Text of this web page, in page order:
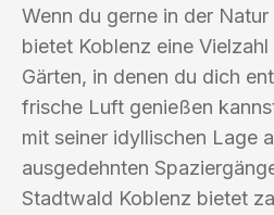
Wenn du gerne in der
bietet Koblenz eine
Gärten, in denen du dich
frische Luft genießen
mit seiner idyllischen Lage
ausgedehnten
Stadtwald Koblenz bietet